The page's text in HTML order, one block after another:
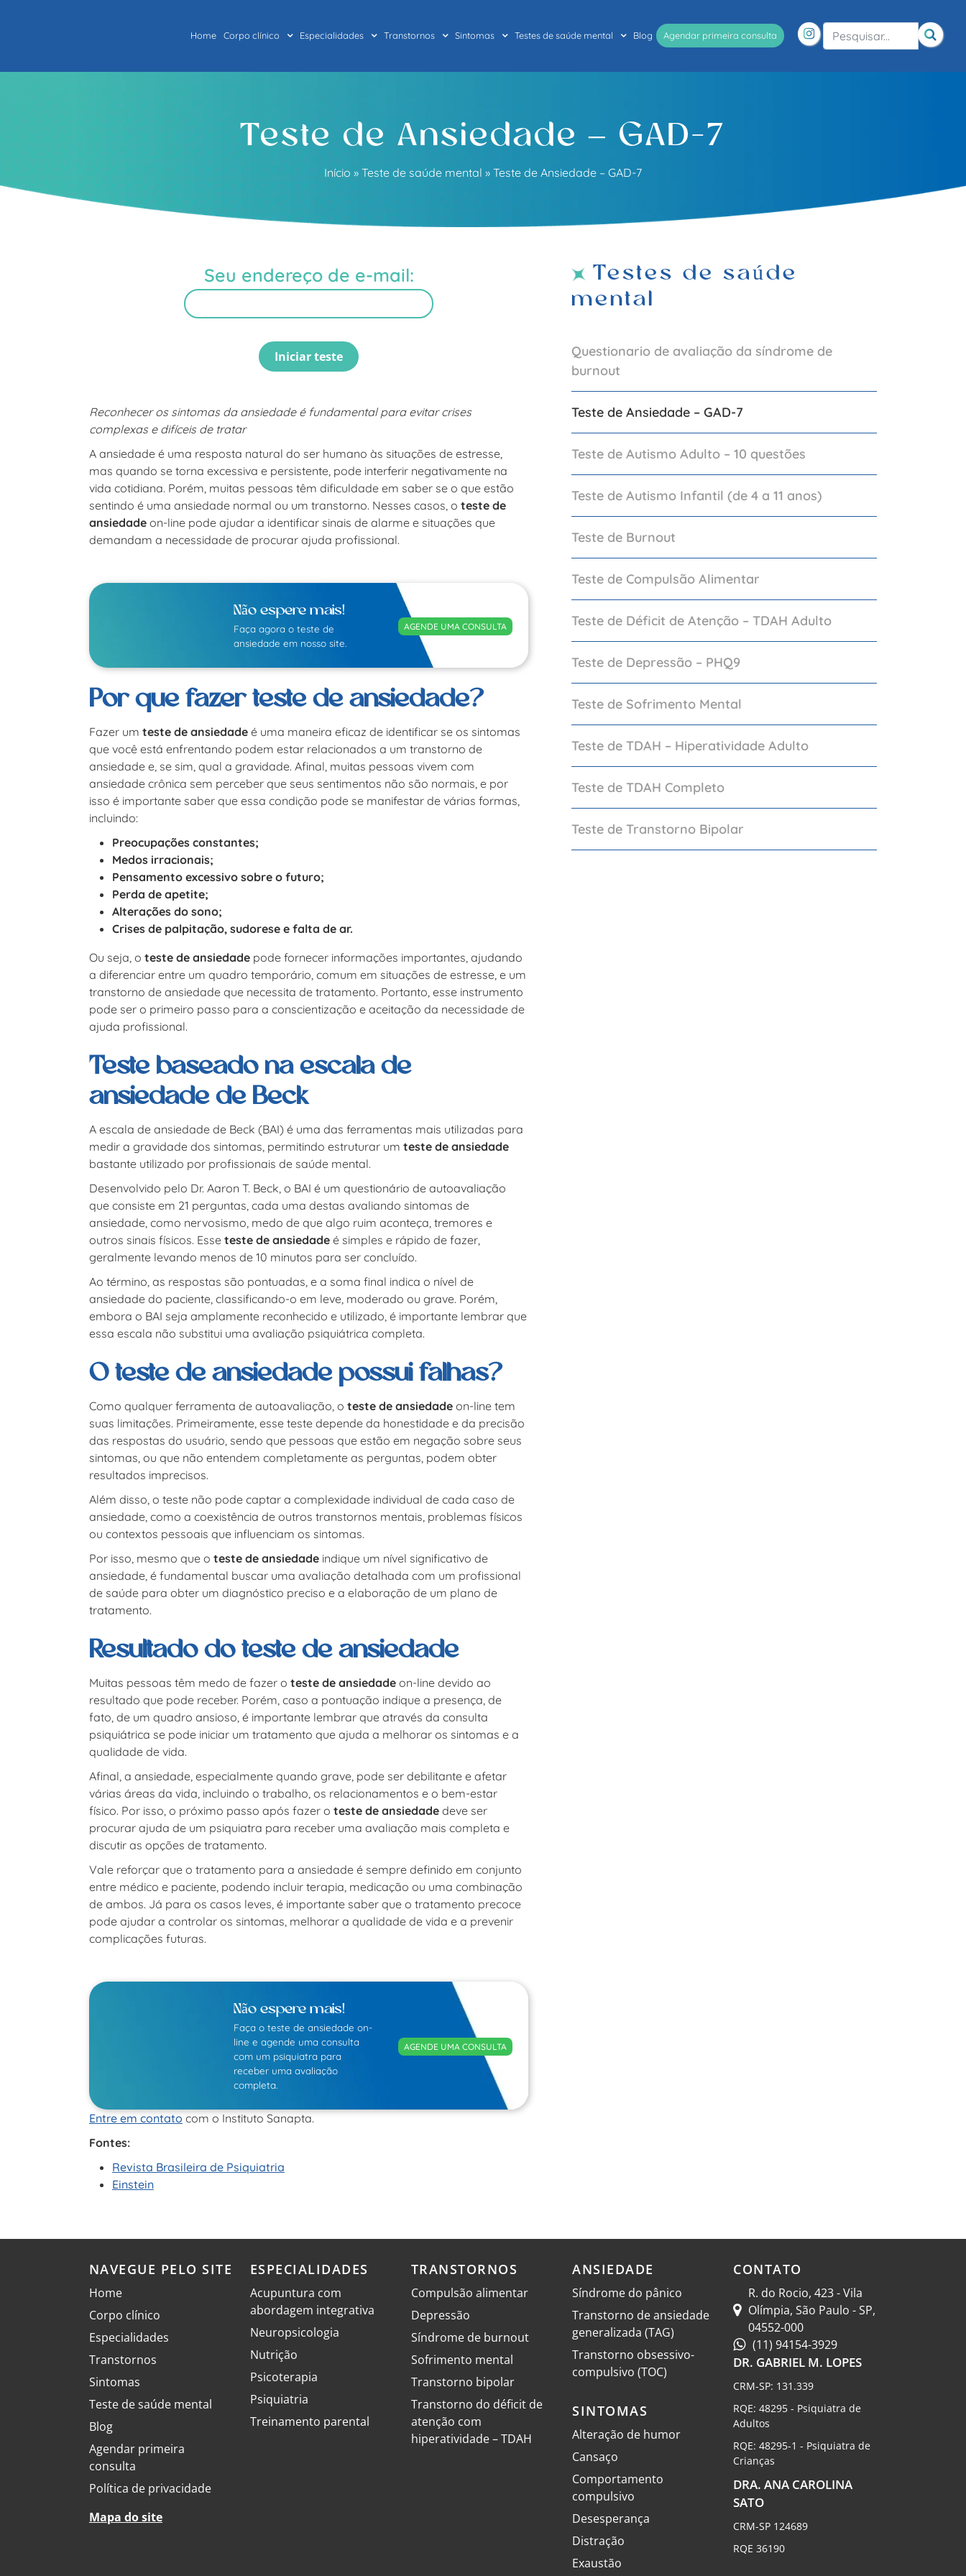
Home Corpo clínico Especialidades Transtornos Sintomas Testes de saúde mental Blog Agendar primeira consulta
Teste de Ansiedade – GAD-7
Início » Teste de saúde mental » Teste de Ansiedade – GAD-7
Seu endereço de e-mail:
Iniciar teste
Reconhecer os sintomas da ansiedade é fundamental para evitar crises
complexas e difíceis de tratar
A ansiedade é uma resposta natural do ser humano às situações de estresse,
mas quando se torna excessiva e persistente, pode interferir negativamente na
vida cotidiana. Porém, muitas pessoas têm dificuldade em saber se o que estão
sentindo é uma ansiedade normal ou um transtorno. Nesses casos, o teste de
ansiedadeon-line pode ajudar a identificar sinais de alarme e situações que
demandam a necessidade de procurar ajuda profissional.
Não espere mais!
Faça agora o teste de
ansiedade em nosso site.
AGENDE UMA CONSULTA
Por que fazer teste de ansiedade?
Fazer um teste de ansiedadeé uma maneira eficaz de identificar se os sintomas
que você está enfrentando podem estar relacionados a um transtorno de
ansiedade e, se sim, qual a gravidade. Afinal, muitas pessoas vivem com
ansiedade crônica sem perceber que seus sentimentos não são normais, e por
isso é importante saber que essa condição pode se manifestar de várias formas,
incluindo:
Preocupações constantes;
Medos irracionais;
Pensamento excessivo sobre o futuro;
Perda de apetite;
Alterações do sono;
Crises de palpitação, sudorese e falta de ar.
Ou seja, o teste de ansiedadepode fornecer informações importantes, ajudando
a diferenciar entre um quadro temporário, comum em situações de estresse, e um
transtorno de ansiedade que necessita de tratamento. Portanto, esse instrumento
pode ser o primeiro passo para a conscientização e aceitação da necessidade de
ajuda profissional.
Teste baseado na escala de
ansiedade de Beck
A escala de ansiedade de Beck (BAI) é uma das ferramentas mais utilizadas para
medir a gravidade dos sintomas, permitindo estruturar um teste de ansiedade
bastante utilizado por profissionais de saúde mental.
Desenvolvido pelo Dr. Aaron T. Beck, o BAI é um questionário de autoavaliação
que consiste em 21 perguntas, cada uma destas avaliando sintomas de
ansiedade, como nervosismo, medo de que algo ruim aconteça, tremores e
outros sinais físicos. Esse teste de ansiedadeé simples e rápido de fazer,
geralmente levando menos de 10 minutos para ser concluído.
Ao término, as respostas são pontuadas, e a soma final indica o nível de
ansiedade do paciente, classificando-o em leve, moderado ou grave. Porém,
embora o BAI seja amplamente reconhecido e utilizado, é importante lembrar que
essa escala não substitui uma avaliação psiquiátrica completa.
O teste de ansiedade possui falhas?
Como qualquer ferramenta de autoavaliação, o teste de ansiedadeon-line tem
suas limitações. Primeiramente, esse teste depende da honestidade e da precisão
das respostas do usuário, sendo que pessoas que estão em negação sobre seus
sintomas, ou que não entendem completamente as perguntas, podem obter
resultados imprecisos.
Além disso, o teste não pode captar a complexidade individual de cada caso de
ansiedade, como a coexistência de outros transtornos mentais, problemas físicos
ou contextos pessoais que influenciam os sintomas.
Por isso, mesmo que o teste de ansiedadeindique um nível significativo de
ansiedade, é fundamental buscar uma avaliação detalhada com um profissional
de saúde para obter um diagnóstico preciso e a elaboração de um plano de
tratamento.
Resultado do teste de ansiedade
Muitas pessoas têm medo de fazer o teste de ansiedadeon-line devido ao
resultado que pode receber. Porém, caso a pontuação indique a presença, de
fato, de um quadro ansioso, é importante lembrar que através da consulta
psiquiátrica se pode iniciar um tratamento que ajuda a melhorar os sintomas e a
qualidade de vida.
Afinal, a ansiedade, especialmente quando grave, pode ser debilitante e afetar
várias áreas da vida, incluindo o trabalho, os relacionamentos e o bem-estar
físico. Por isso, o próximo passo após fazer o teste de ansiedadedeve ser
procurar ajuda de um psiquiatra para receber uma avaliação mais completa e
discutir as opções de tratamento.
Vale reforçar que o tratamento para a ansiedade é sempre definido em conjunto
entre médico e paciente, podendo incluir terapia, medicação ou uma combinação
de ambos. Já para os casos leves, é importante saber que o tratamento precoce
pode ajudar a controlar os sintomas, melhorar a qualidade de vida e a prevenir
complicações futuras.
Não espere mais!
Faça o teste de ansiedade on-
line e agende uma consulta
com um psiquiatra para
receber uma avaliação
completa.
AGENDE UMA CONSULTA
Entre em contato com o Instituto Sanapta.
Fontes:
Revista Brasileira de Psiquiatria
Einstein
Testes de saúde
mental
Questionario de avaliação da síndrome de
burnout
Teste de Ansiedade – GAD-7
Teste de Autismo Adulto – 10 questões
Teste de Autismo Infantil (de 4 a 11 anos)
Teste de Burnout
Teste de Compulsão Alimentar
Teste de Déficit de Atenção – TDAH Adulto
Teste de Depressão – PHQ9
Teste de Sofrimento Mental
Teste de TDAH – Hiperatividade Adulto
Teste de TDAH Completo
Teste de Transtorno Bipolar
NAVEGUE PELO SITE
Home
Corpo clínico
Especialidades
Transtornos
Sintomas
Teste de saúde mental
Blog
Agendar primeira
consulta
Política de privacidade
Mapa do site
ESPECIALIDADES
Acupuntura com
abordagem integrativa
Neuropsicologia
Nutrição
Psicoterapia
Psiquiatria
Treinamento parental
TRANSTORNOS
Compulsão alimentar
Depressão
Síndrome de burnout
Sofrimento mental
Transtorno bipolar
Transtorno do déficit de
atenção com
hiperatividade – TDAH
ANSIEDADE
Síndrome do pânico
Transtorno de ansiedade
generalizada (TAG)
Transtorno obsessivo-
compulsivo (TOC)
SINTOMAS
Alteração de humor
Cansaço
Comportamento
compulsivo
Desesperança
Distração
Exaustão
CONTATO
R. do Rocio, 423 - Vila
Olímpia, São Paulo - SP,
04552-000
(11) 94154-3929
DR. GABRIEL M. LOPES
CRM-SP: 131.339
RQE: 48295 - Psiquiatra de
Adultos
RQE: 48295-1 - Psiquiatra de
Crianças
DRA. ANA CAROLINA
SATO
CRM-SP 124689
RQE 36190